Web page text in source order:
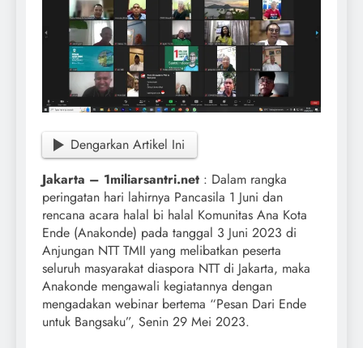
Dengarkan Artikel Ini
Jakarta – 1miliarsantri.net : Dalam rangka
peringatan hari lahirnya Pancasila 1 Juni dan
rencana acara halal bi halal Komunitas Ana Kota
Ende (Anakonde) pada tanggal 3 Juni 2023 di
Anjungan NTT TMII yang melibatkan peserta
seluruh masyarakat diaspora NTT di Jakarta, maka
Anakonde mengawali kegiatannya dengan
mengadakan webinar bertema “Pesan Dari Ende
untuk Bangsaku”, Senin 29 Mei 2023.